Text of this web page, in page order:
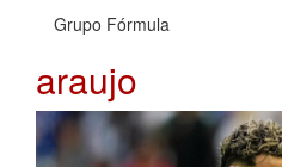
Grupo Fórmula
araujo